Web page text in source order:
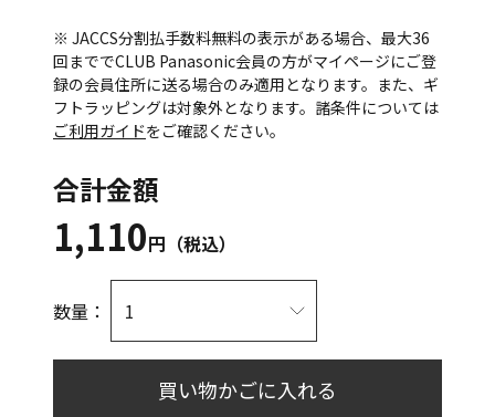
※ JACCS分割払手数料無料の表示がある場合、最大36
回まででCLUB Panasonic会員の方がマイページにご登
録の会員住所に送る場合のみ適用となります。また、ギ
フトラッピングは対象外となります。諸条件については
ご利用ガイドをご確認ください。
合計金額
1,110円（税込）
数量：
買い物かごに入れる